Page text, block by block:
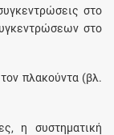
στο
στο
πλακούντα (βλ.
η συστηματική